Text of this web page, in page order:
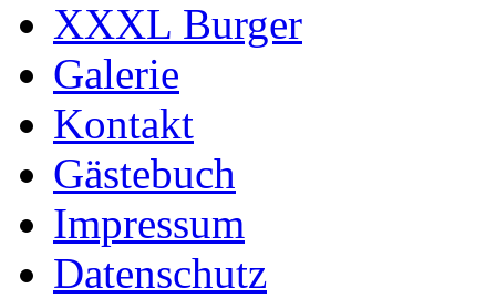
XXXL Burger
Galerie
Kontakt
Gästebuch
Impressum
Datenschutz